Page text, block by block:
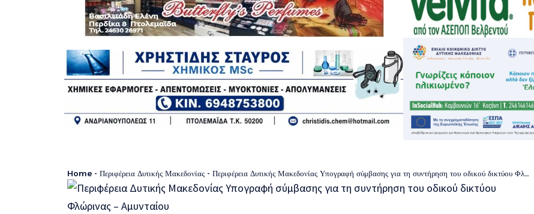
Home - Περιφέρεια Δυτικής Μακεδονίας - Περιφέρεια Δυτικής Μακεδονίας Υπογραφή σύμβασης για τη συντήρηση του οδικού δικτύου Φλώρινας – Αμυνταίου